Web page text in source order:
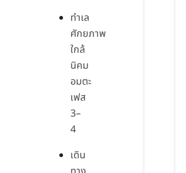
ทำเล
ศักยภาพ
ใกล้
นิคม
อมตะ
เฟส
3–
4
เดิน